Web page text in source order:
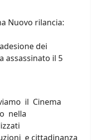
Nuovo rilancia:
dei
assassinato il 5
il Cinema
nella
e cittadinanza